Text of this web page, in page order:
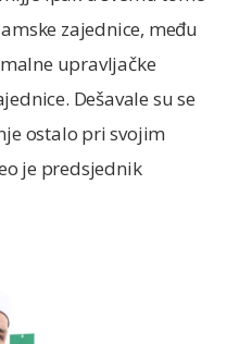
zajednice, među
upravljačke
Dešavale su se
ostalo pri svojim
je predsjednik